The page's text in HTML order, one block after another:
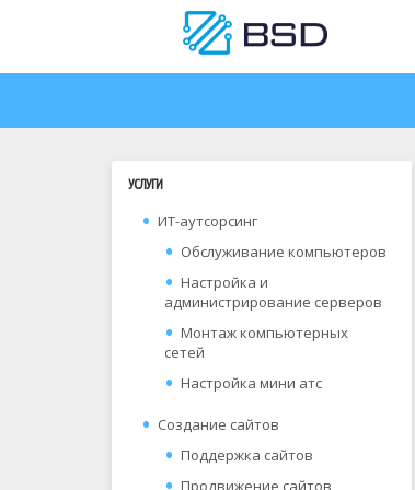
УСЛУГИ
ИТ-аутсорсинг
Обслуживание компьютеров
Настройка и
администрирование серверов
Монтаж компьютерных
сетей
Настройка мини атс
Создание сайтов
Поддержка сайтов
Продвижение сайтов